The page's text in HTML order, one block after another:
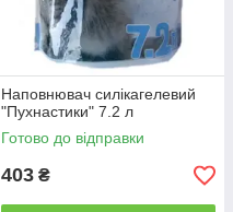
Наповнювач силікагелевий
"Пухнастики" 7.2 л
Готово до відправки
403 ₴